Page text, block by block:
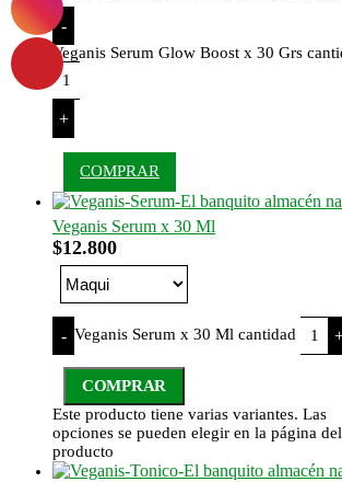
-
Veganis Serum Glow Boost x 30 Grs
+
COMPRAR
Veganis Serum x 30 Ml
$12.800
- Veganis Serum x 30 Ml cantidad
COMPRAR
Este producto tiene varias variantes. Las
opciones se pueden elegir en la página del
producto